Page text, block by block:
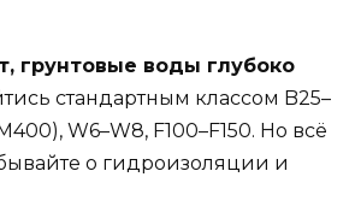
грунтовые воды глубоко
стандартным классом B25–
W6–W8, F100–F150. Но всё
о гидроизоляции и